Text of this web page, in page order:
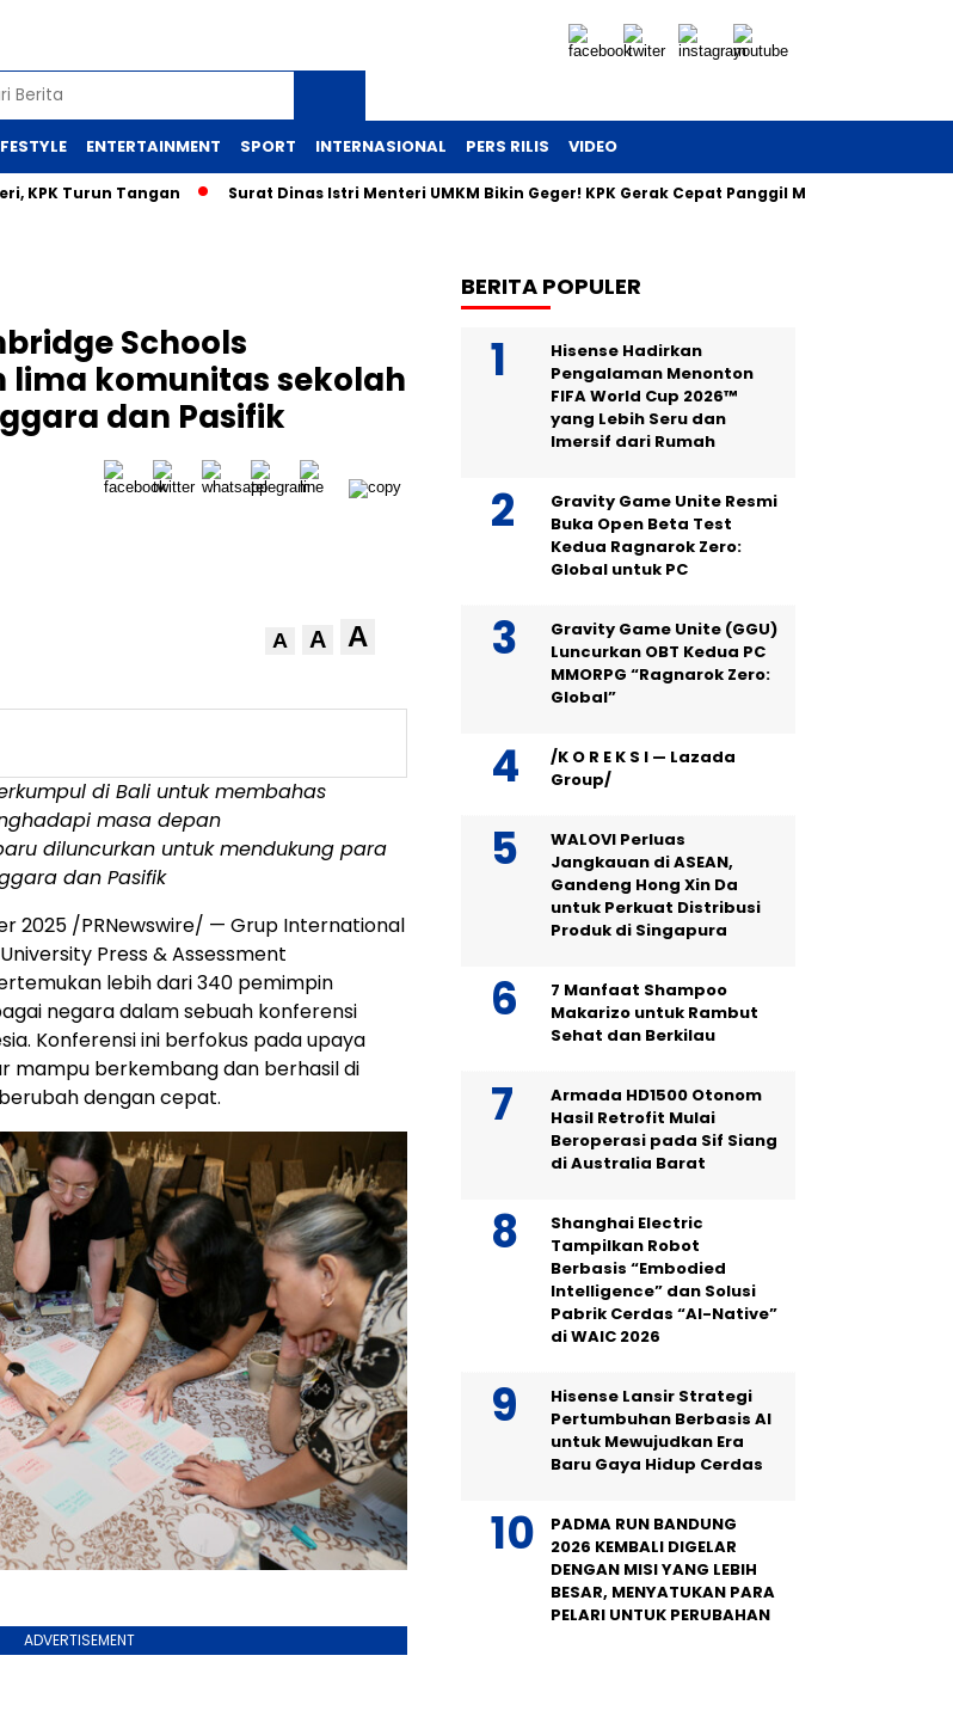
ENTERTAINMENT SPORT INTERNASIONAL PERS RILIS VIDEO
KPK Turun Tangan Surat Dinas Istri Menteri UMKM Bikin Geger! KPK Gerak Cepat Panggil Maman
Schools
lima komunitas sekolah
dan Pasifik
A A A
di Bali untuk membahas
masa depan
diluncurkan untuk mendukung para
dan Pasifik
2025 /PRNewswire/ — Grup International
Press & Assessment
lebih dari 340 pemimpin
negara dalam sebuah konferensi
. Konferensi ini berfokus pada upaya
mampu berkembang dan berhasil di
dengan cepat.
ADVERTISEMENT
BERITA POPULER
Hisense Hadirkan
Pengalaman Menonton
FIFA World Cup 2026™
yang Lebih Seru dan
Imersif dari Rumah
Gravity Game Unite Resmi
Buka Open Beta Test
Kedua Ragnarok Zero:
Global untuk PC
Gravity Game Unite (GGU)
Luncurkan OBT Kedua PC
MMORPG “Ragnarok Zero:
Global”
/K O R E K S I — Lazada
Group/
WALOVI Perluas
Jangkauan di ASEAN,
Gandeng Hong Xin Da
untuk Perkuat Distribusi
Produk di Singapura
7 Manfaat Shampoo
Makarizo untuk Rambut
Sehat dan Berkilau
Armada HD1500 Otonom
Hasil Retrofit Mulai
Beroperasi pada Sif Siang
di Australia Barat
Shanghai Electric
Tampilkan Robot
Berbasis “Embodied
Intelligence” dan Solusi
Pabrik Cerdas “AI-Native”
di WAIC 2026
Hisense Lansir Strategi
Pertumbuhan Berbasis AI
untuk Mewujudkan Era
Baru Gaya Hidup Cerdas
PADMA RUN BANDUNG
2026 KEMBALI DIGELAR
DENGAN MISI YANG LEBIH
BESAR, MENYATUKAN PARA
PELARI UNTUK PERUBAHAN